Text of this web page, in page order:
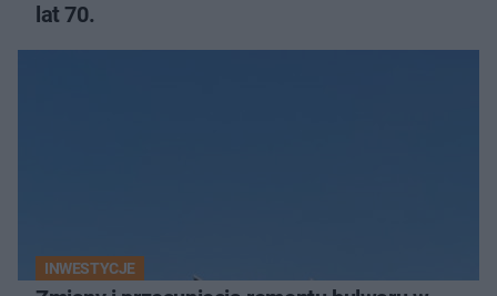
lat 70.
INWESTYCJE